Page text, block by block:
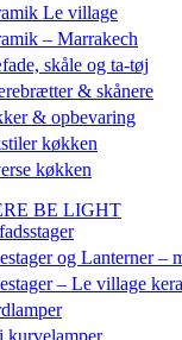
Le village
– Marrakech
skåle og ta-tøj
& skånere
& opbevaring
køkken
køkken
BE LIGHT
og Lanterner –
– Le village
kurvelamper